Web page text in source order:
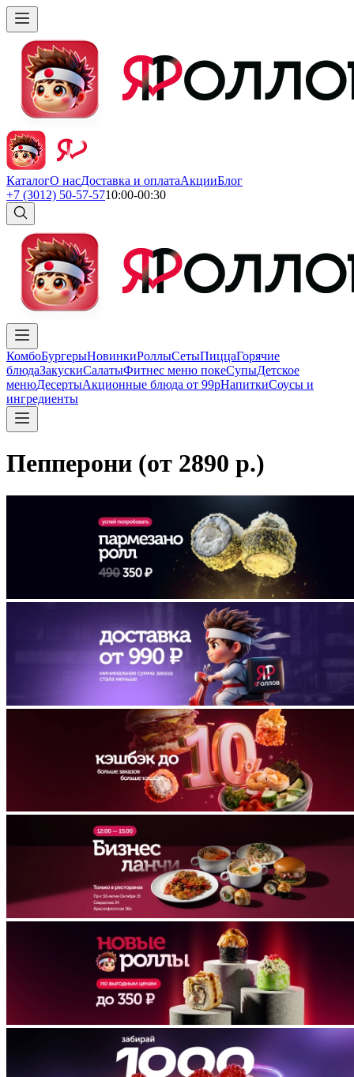
КаталогО насДоставка и оплатаАкцииБлог
+7 (3012) 50-57-5710:00-00:30
КомбоБургерыНовинкиРоллыСетыПиццаГорячие
блюдаЗакускиСалатыФитнес меню покеСупыДетское
менюДесертыАкционные блюда от 99рНапиткиСоусы и
ингредиенты
Пепперони (от 2890 р.)